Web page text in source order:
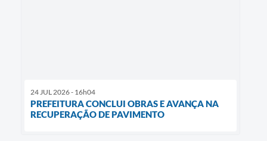
24 JUL 2026 - 16h04
PREFEITURA CONCLUI OBRAS E AVANÇA NA
RECUPERAÇÃO DE PAVIMENTO